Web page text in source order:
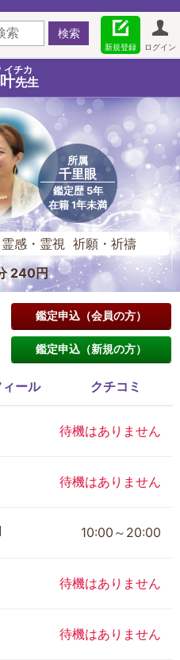
ログイン
新規登録
イチカ
先生
所属
千里眼
鑑定歴 5年
在籍 1年未満
感・霊視 祈願・祈禱
240円
鑑定申込（会員の方）
鑑定申込（新規の方）
ール クチコミ
待機はありません
待機はありません
10:00～20:00
待機はありません
待機はありません